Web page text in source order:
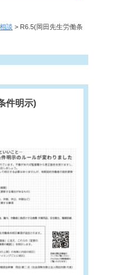
談 > R6.5(岡田先生労働条
件明示)